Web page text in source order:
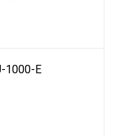
1000-E